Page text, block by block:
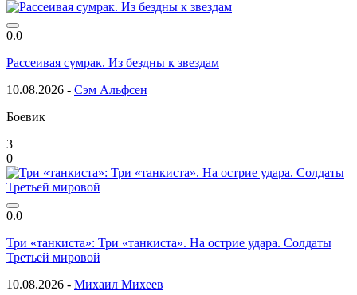
0.0
Рассеивая сумрак. Из бездны к звездам
10.08.2026 - Сэм Альфсен
Боевик
3
0
0.0
Три «танкиста»: Три «танкиста». На острие удара. Солдаты
Третьей мировой
10.08.2026 - Михаил Михеев